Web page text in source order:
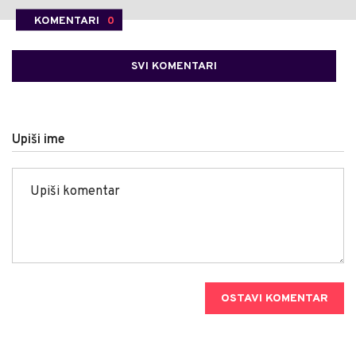
KOMENTARI 0
SVI KOMENTARI
Upiši ime
OSTAVI KOMENTAR